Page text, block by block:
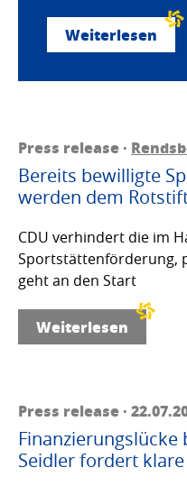
Weiterlesen
Press release ·
Bereits bewilligte
werden dem
CDU verhindert die im
Sportstättenförderung,
geht an den Start
Weiterlesen
Press release ·
Finanzierungslücke
Seidler fordert